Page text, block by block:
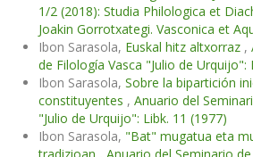
1/2 (2018): Studia Philologica et
Joakin Gorrotxategi. Vasconica et
Ibon Sarasola, Euskal hitz altxorraz ,
de Filología Vasca "Julio de Urquijo":
Ibon Sarasola, Sobre la bipartición
constituyentes , Anuario del
"Julio de Urquijo": Libk. 11 (1977)
Ibon Sarasola, "Bat" mugatua eta